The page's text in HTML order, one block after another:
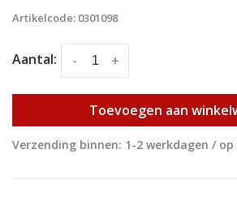
Artikelcode: 0301098
Aantal: +
-
Toevoegen aan
Verzending binnen: 1-2 werkdagen /